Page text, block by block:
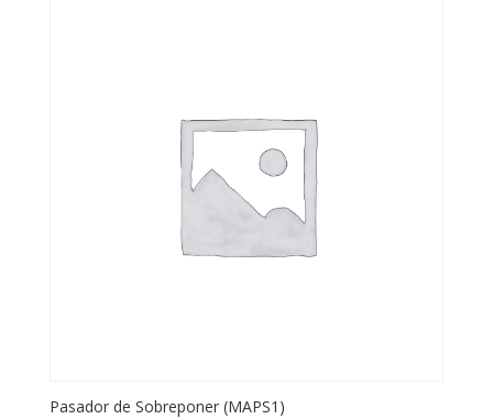
Pasador de Sobreponer (MAPS1)